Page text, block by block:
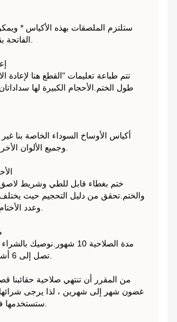
ستلتزم الملصقات بهذه الأكياس * ويمكن
الفاتحة بقلم تحديد دائم.
•
تتم طباعة تعليمات "القطع هنا لإعادة
طول الختم.الأحجام الكبيرة لها
أكياس الأوساخ السوداء الخاصة بنا
وجميع الألوان الأخرى شفافة قليلاً.
•
ختم بغطاء قابل للطي وشريط لاصق
والختم.تحقق من دليل التحجيم حيث
وعدد الأختام حسب الحجم.
مدة الصلاحية 10 شهور.نوصيك
تصل إلى 6 أشهر كحد أقصى.
من المقرر أن تنتهي صلاحية حقائبنا
غضون شهر إلى شهرين ، لذا يرجى
ستستخدمها في ذلك الوقت.